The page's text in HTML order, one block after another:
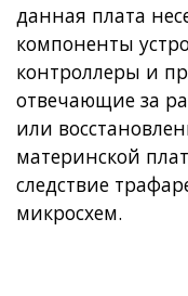
данная плата
компоненты
контроллеры и
отвечающие за
или
материнской
следствие
микросхем.